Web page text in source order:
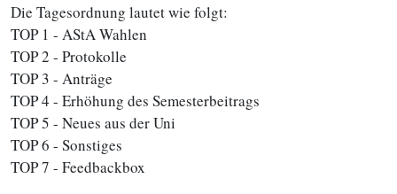
Die Tagesordnung lautet wie folgt:
TOP 1 - AStA Wahlen
TOP 2 - Protokolle
TOP 3 - Anträge
TOP 4 - Erhöhung des Semesterbeitrags
TOP 5 - Neues aus der Uni
TOP 6 - Sonstiges
TOP 7 - Feedbackbox